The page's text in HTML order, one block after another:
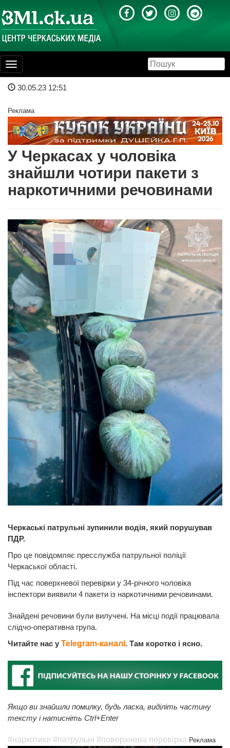
Toggle
navigation
30.05.23 12:51
Реклама
У Черкасах у чоловіка
знайшли чотири пакети з
наркотичними речовинами
Черкаські патрульні зупинили водія, який порушував
ПДР.
Про це повідомляє пресслужба патрульної поліції
Черкаської області.
Під час поверхневої перевірки у 34-річного чоловіка
інспектори виявили 4 пакети із наркотичними речовинами.
Знайдені речовини були вилучені. На місці події працювала
слідчо-оперативна група.
Читайте нас у Telegram-каналі. Там коротко і ясно.
Якщо ви знайшли помилку, будь ласка, виділіть частину
тексту і натисніть Ctrl+Enter
#наркотики #патрульні #поверхнева перевірка Реклама